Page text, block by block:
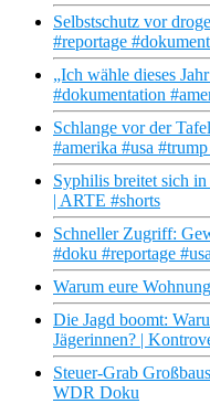
Selbstschutz vor
#reportage
„Ich wähle dieses
#dokumentation
Schlange vor der
#amerika #usa
Syphilis breitet sich
| ARTE #shorts
Schneller Zugriff:
#doku #reportage
Warum eure
Die Jagd boomt:
Jägerinnen? |
Steuer-Grab
WDR Doku